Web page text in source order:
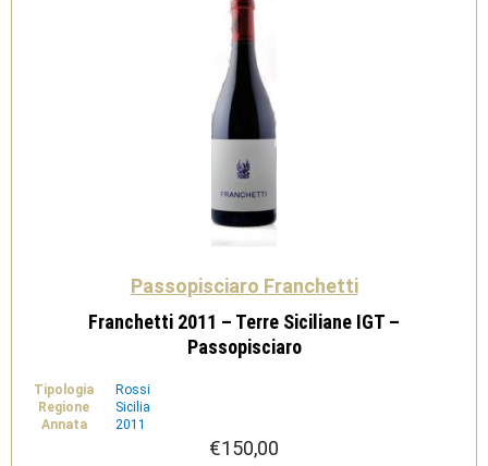
Passopisciaro Franchetti
Franchetti 2011 – Terre Siciliane IGT –
Passopisciaro
Tipologia
Rossi
Regione
Sicilia
Annata
2011
€150,00